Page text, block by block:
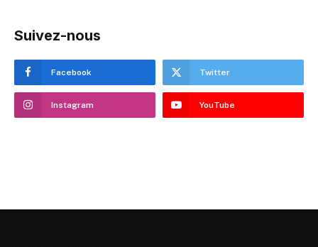
Suivez-nous
Facebook Twitter
Instagram YouTube